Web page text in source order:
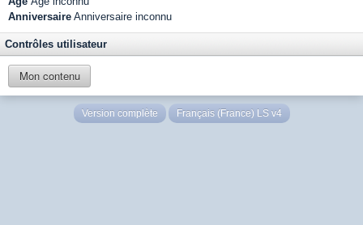
Anniversaire Anniversaire inconnu
Contrôles utilisateur
Mon contenu
Version complète Français (France) LS v4